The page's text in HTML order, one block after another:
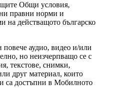
Общи условия,
правни норми и
на действащото българско
повече аудио, видео и/или
но неизчерпващо се с
текстове, снимки,
друг материал, които
са достъпни в Мобилното